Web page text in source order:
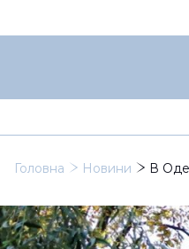
Головна Новини В